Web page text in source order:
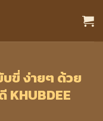
ขี่ ง่ายๆ ด้วย